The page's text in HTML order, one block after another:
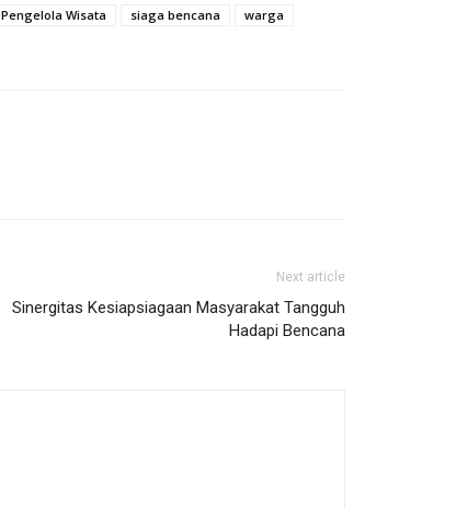
Pengelola Wisata siaga bencana
warga
Next article
Sinergitas Kesiapsiagaan Masyarakat Tangguh
Hadapi Bencana